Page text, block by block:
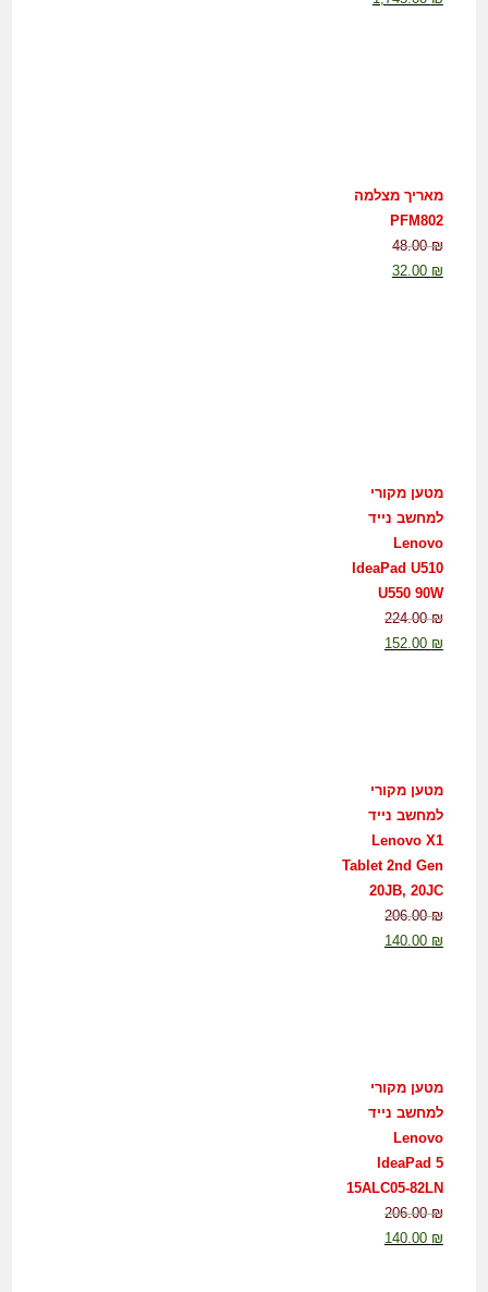
מאריך מצלמה
PFM802
48.00₪
32.00 ₪
מטען מקורי
למחשב נייד
Lenovo
IdeaPad U510
U550 90W
224.00₪
152.00 ₪
מטען מקורי
למחשב נייד
Lenovo X1
Tablet 2nd Gen
20JB, 20JC
206.00₪
140.00 ₪
מטען מקורי
למחשב נייד
Lenovo
IdeaPad 5
15ALC05-82LN
206.00₪
140.00 ₪